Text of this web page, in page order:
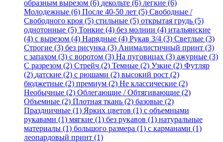
образным вырезом (6) декольте (6) легкие (6)
Молодежные (6) После 40-50 лет (5) Свободные /
Свободного кроя (5) стильные (5) открытая грудь (5)
однотонные (5) Тонкие (4) без молнии (4) итальянские
(4) с вырезом (4) Нарядные (4) Рукав 3/4 (3) Светлые (3)
Строгие (3) без рисунка (3) Анималистичный принт (3)
с запахом (3) с воротом (3) На пуговицах (3) ажурные (3)
С разрезом (2) Стрейч (2) Темные (2) Узкие (2) Футляр
(2) датские (2) с рюшами (2) высокий рост (2)
бюджетные (2) премиум (2) Не классические (2)
Необычные (2) Облегающие / Обтягивающие (2)
Объемные (2) Плотная ткань (2) базовые (2)
Праздничные (1) Ярких цветов (1) с объемными
рукавами (1) мягкие (1) без рукавов (1) натуральные
материалы (1) большого размера (1) с карманами (1)
леопардовый принт (1)